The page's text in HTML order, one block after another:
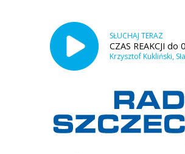
SŁUCHAJ TERAZ
CZAS REAKCJI do
Krzysztof Kukliński,